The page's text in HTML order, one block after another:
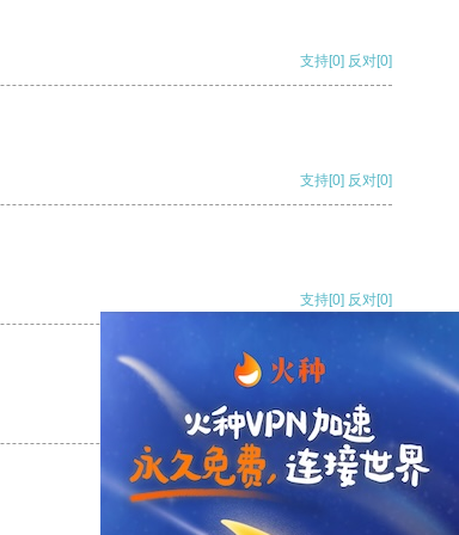
支持[0] 反对[0]
支持[0] 反对[0]
支持[0] 反对[0]
支持[0] 反对